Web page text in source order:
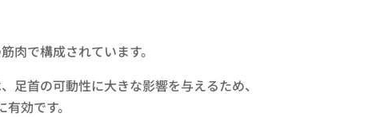
肉で構成されています。
足首の可動性に大きな影響を与えるため、
効です。